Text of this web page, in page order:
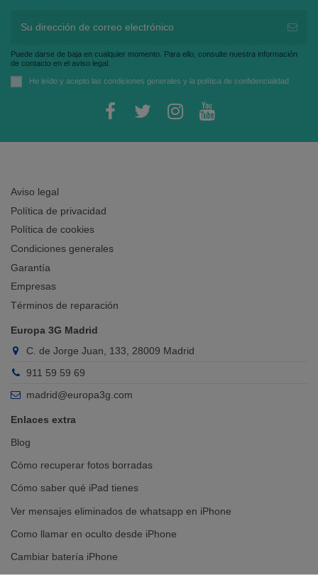
Puede darse de baja en cualquier momento. Para ello, consulte nuestra información
de contacto en el aviso legal.
He leído y acepto las condiciones generales y la política de confidencialidad
Aviso legal
Política de privacidad
Política de cookies
Condiciones generales
Garantía
Empresas
Términos de reparación
Europa 3G Madrid
C. de Jorge Juan, 133, 28009 Madrid
911 59 59 69
madrid@europa3g.com
Enlaces extra
Blog
Cómo recuperar fotos borradas
Cómo saber qué iPad tienes
Ver mensajes eliminados de whatsapp en iPhone
Como llamar en oculto desde iPhone
Cambiar batería iPhone